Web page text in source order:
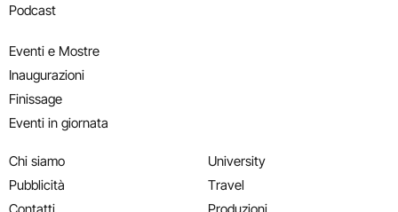
Podcast
Eventi e Mostre
Inaugurazioni
Finissage
Eventi in giornata
Chi siamo
Pubblicità
University
Travel